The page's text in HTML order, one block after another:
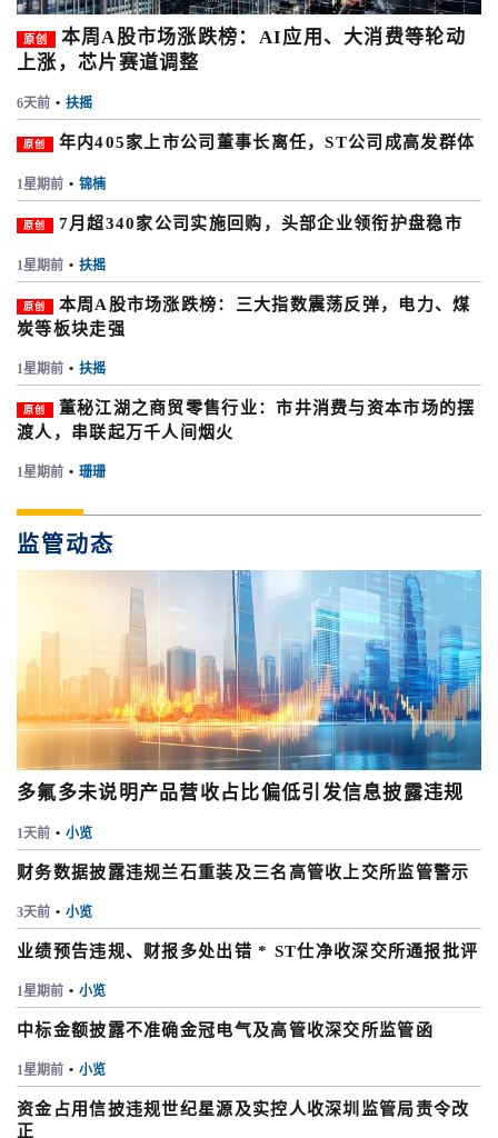
原创
本周A股市场涨跌榜：AI应用、大消费等轮动
上涨，芯片赛道调整
6天前 • 扶摇
原创 年内405家上市公司董事长离任，ST公司成高发群体
1星期前 • 锦楠
原创 7月超340家公司实施回购，头部企业领衔护盘稳市
1星期前 • 扶摇
原创
本周A股市场涨跌榜：三大指数震荡反弹，电力、煤
炭等板块走强
1星期前 • 扶摇
原创
董秘江湖之商贸零售行业：市井消费与资本市场的摆
渡人，串联起万千人间烟火
1星期前 • 珊珊
监管动态
多氟多未说明产品营收占比偏低引发信息披露违规
1天前 • 小览
财务数据披露违规兰石重装及三名高管收上交所监管警示
3天前 • 小览
业绩预告违规、财报多处出错 * ST仕净收深交所通报批评
1星期前 • 小览
中标金额披露不准确金冠电气及高管收深交所监管函
1星期前 • 小览
资金占用信披违规世纪星源及实控人收深圳监管局责令改
正